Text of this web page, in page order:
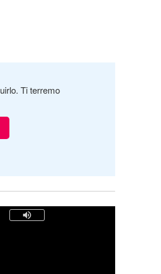
Ti terremo